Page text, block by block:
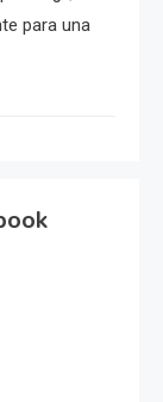
para una